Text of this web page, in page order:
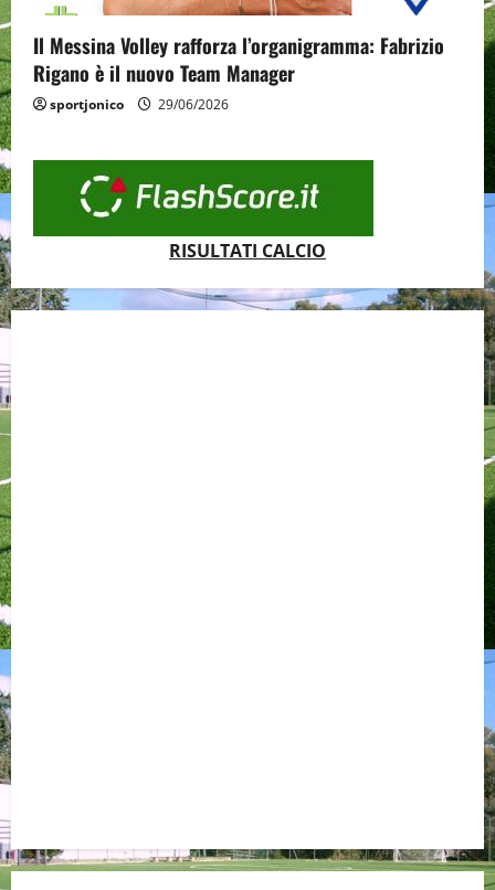
Il Messina Volley rafforza l’organigramma: Fabrizio
Rigano è il nuovo Team Manager
sportjonico 29/06/2026
RISULTATI CALCIO